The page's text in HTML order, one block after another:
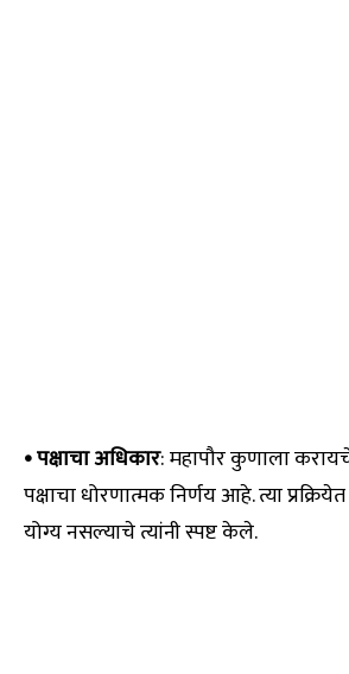
• पक्षाचा अधिकार: महापौर कुणाला
पक्षाचा धोरणात्मक निर्णय आहे. त्या
योग्य नसल्याचे त्यांनी स्पष्ट केले.